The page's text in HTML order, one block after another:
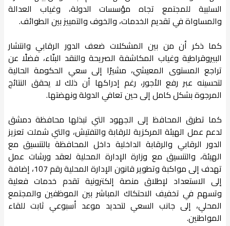
السلبية للمجتمع تجاه مؤسسات الدولة، وغياب العدالة
والمساواة في تقديم الخدمات، والخوف والتمييز بين الطوائف.
كما ذكر أن من بين المشكلات ضعف الدور الرقابي وانتشار
البيروقراطية وغياب المكاشفة الصريحة والنقد البنّاء، فضلًا عن
تراجع المستوى المعيشي، مشيرًا إلى سعي الحكومة الحالية
لتحسينه عبر رفع الأجور، رغم إدراكها أن ذلك لا يحقق النتائج
المرجوة بشكل كامل إلى حين تعافي الدولة ونهضتها.
كما تطرق المحافظ إلى الجهود التي تبذلها محافظة دمشق
لدعم عمل الهيئة المركزية للرقابة والتفتيش، والتي شملت تعزيز
الدور الرقابي والرقابة الداخلية داخل المحافظة بالتنسيق مع
الهيئة، والتنسيق مع وزارة الإدارة المحلية لعقد ورشات عمل
تهدف إلى مواكبة وتطوير قانون الإدارة المحلية رقم 107، إضافة
إلى الاستعداد لإطلاق منصة إلكترونية تقدم خدمات فعلية
وتسهم في تخفيف الاحتكاك المباشر بين الموظفين والمجتمع
المحلي، إلى جانب السعي لتحديد موعد أسبوعي ثابت للقاء
المواطنين.